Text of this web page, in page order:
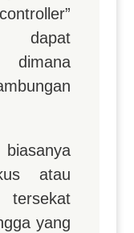
dapat
dimana
atau
yang